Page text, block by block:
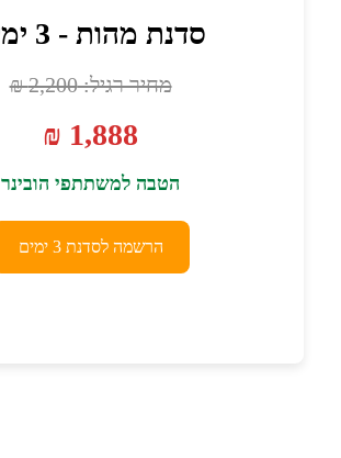
סדנת מהות - 3 ימים
מחיר רגיל: 2,200 ₪
1,888 ₪
הטבה למשתתפי הובינר
הרשמה לסדנת 3 ימים